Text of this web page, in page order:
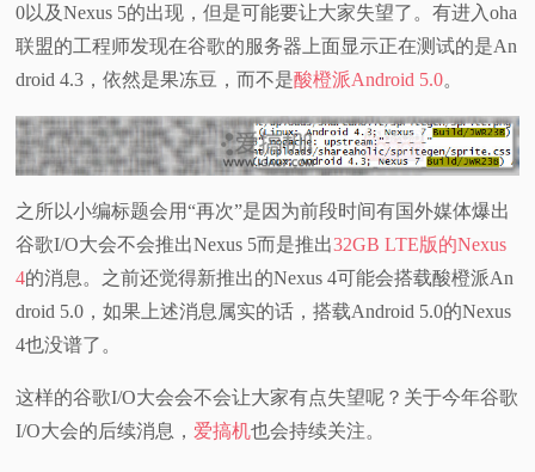
测
视
频
普
体
专
0以及Nexus 5的出现，但是可能要让大家失望了。有进入oha
联盟的工程师发现在谷歌的服务器上面显示正在测试的是An
droid 4.3，依然是果冻豆，而不是酸橙派Android 5.0。
之所以小编标题会用“再次”是因为前段时间有国外媒体爆出
谷歌I/O大会不会推出Nexus 5而是推出32GB LTE版的Nexus
4的消息。之前还觉得新推出的Nexus 4可能会搭载酸橙派An
droid 5.0，如果上述消息属实的话，搭载Android 5.0的Nexus
4也没谱了。
这样的谷歌I/O大会会不会让大家有点失望呢？关于今年谷歌
I/O大会的后续消息， 爱搞机也会持续关注。